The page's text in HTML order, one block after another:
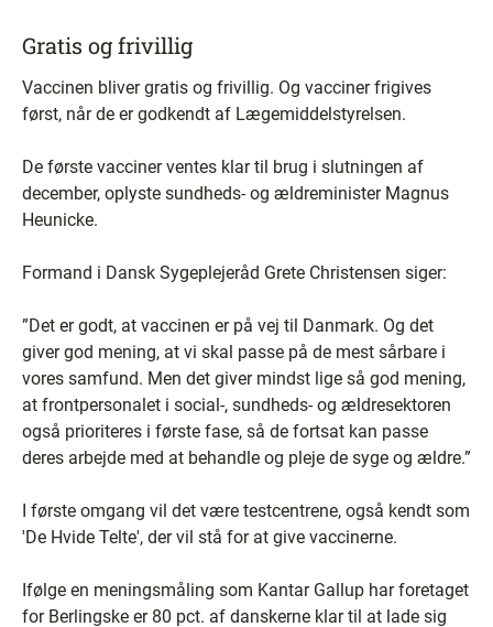
Gratis og frivillig
Vaccinen bliver gratis og frivillig. Og vacciner frigives
først, når de er godkendt af Lægemiddelstyrelsen.
De første vacciner ventes klar til brug i slutningen af
december, oplyste sundheds- og ældreminister Magnus
Heunicke.
Formand i Dansk Sygeplejeråd Grete Christensen siger:
”Det er godt, at vaccinen er på vej til Danmark. Og det
giver god mening, at vi skal passe på de mest sårbare i
vores samfund. Men det giver mindst lige så god mening,
at frontpersonalet i social-, sundheds- og ældresektoren
også prioriteres i første fase, så de fortsat kan passe
deres arbejde med at behandle og pleje de syge og ældre.”
I første omgang vil det være testcentrene, også kendt som
'De Hvide Telte', der vil stå for at give vaccinerne.
Ifølge en meningsmåling som Kantar Gallup har foretaget
for Berlingske er 80 pct. af danskerne klar til at lade sig